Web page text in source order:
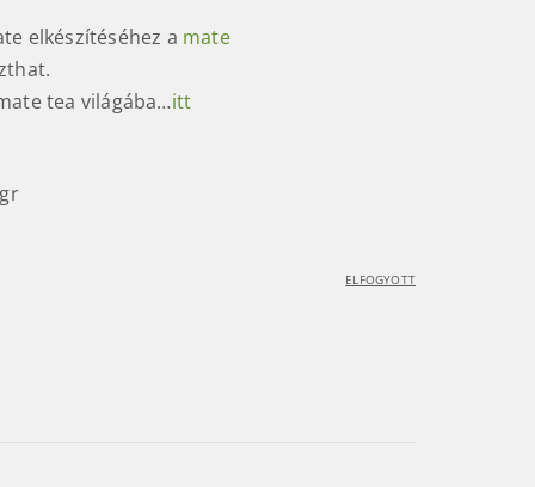
elkészítéséhez a mate
tea világába…itt
ELFOGYOTT